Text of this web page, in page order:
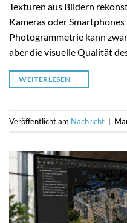
Texturen aus Bildern
Kameras oder
Photogrammetrie kann
aber die visuelle Qualität
WEITERLESEN →
Veröffentlicht am Nachricht